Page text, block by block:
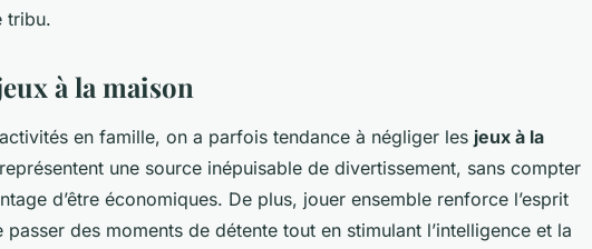
tribu.
à la maison
en famille, on a parfois tendance à négliger les jeux à la
une source inépuisable de divertissement, sans compter
d’être économiques. De plus, jouer ensemble renforce l’esprit
passer des moments de détente tout en stimulant l’intelligence et la